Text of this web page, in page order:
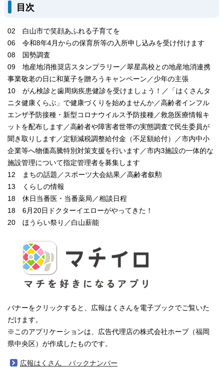
目次
02 白山市で笑顔あふれる子育てを
06 令和8年4月からの保育所等の入所申し込みを受け付けます
08 国勢調査
09 地産地消推奨店スタンプラリー／翠星高校との地産地消連携
事業敬老の日に和菓子を贈ろうキャンペーン／少年の主張
10 がん検診と歯周病疾患健診を受けましょう！／「はくさんタ
ニタ健康くらぶ」で健康づくりを始めませんか／高齢者インフル
エンザ予防接種・新型コロナウイルス予防接種／救急医療情報キ
ットを配布します／高齢者や障害者世帯の実態調査で民生委員が
聞き取りします／定額減税調整給付金（不足額給付）／市内中小
企業等へ物価高騰特別対策支援を行います／市内3施設の一体的な
施設管理について指定管理者を募集します
12 まちの話題／スポーツ大会結果／高齢者叙勲
13 くらしの情報
18 休日当番医・当番薬局／相談日程
18 6月20日ドクターイエローがやってきた！
20 ほうらい祭り／白山薪能
バナーをクリックすると、広報はくさんを電子ブックでご覧いた
だけます。
※このアプリケーションは、広告代理店の株式会社ホープ（福岡
県中央区）が作成したものです。
広報はくさん バックナンバー